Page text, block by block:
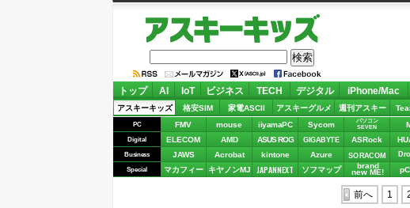
アスキーキッズ
トップ AI IoT ビジネス TECH デジタル iPhone/Mac
アスキーキッズ 格安SIM 家電ASCII アスキーグルメ 週刊アスキー
PC FMV mouse iiyamaPC Sycom
パソコン
SEVEN
Digital ELECOM AMD ASUS ROG GIGABYTE ASRock
Business JAWS Acrobat kintone Azure SORACOM
Special マカフィー キヤノンMJ JAPANNEXT ソフマップ brand
new ME!
前へ 1